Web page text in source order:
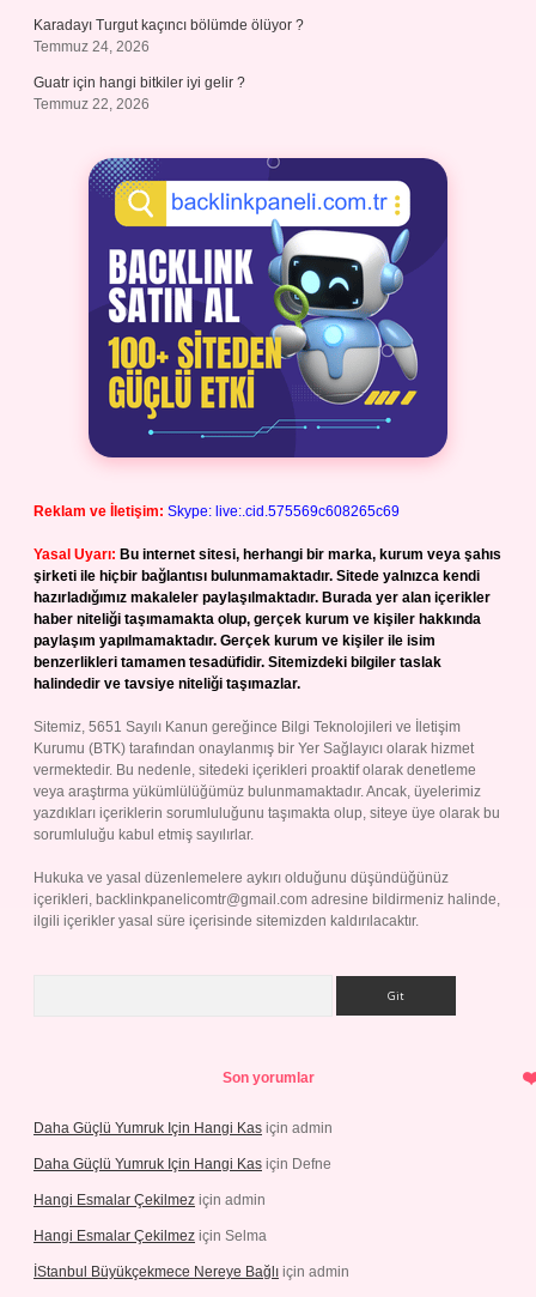
Karadayı Turgut kaçıncı bölümde ölüyor ?
Temmuz 24, 2026
Guatr için hangi bitkiler iyi gelir ?
Temmuz 22, 2026
Reklam ve İletişim: Skype: live:.cid.575569c608265c69
Yasal Uyarı: Bu internet sitesi, herhangi bir marka, kurum veya şahıs
şirketi ile hiçbir bağlantısı bulunmamaktadır. Sitede yalnızca kendi
hazırladığımız makaleler paylaşılmaktadır. Burada yer alan içerikler
haber niteliği taşımamakta olup, gerçek kurum ve kişiler hakkında
paylaşım yapılmamaktadır. Gerçek kurum ve kişiler ile isim
benzerlikleri tamamen tesadüfidir. Sitemizdeki bilgiler taslak
halindedir ve tavsiye niteliği taşımazlar.
Sitemiz, 5651 Sayılı Kanun gereğince Bilgi Teknolojileri ve İletişim
Kurumu (BTK) tarafından onaylanmış bir Yer Sağlayıcı olarak hizmet
vermektedir. Bu nedenle, sitedeki içerikleri proaktif olarak denetleme
veya araştırma yükümlülüğümüz bulunmamaktadır. Ancak, üyelerimiz
yazdıkları içeriklerin sorumluluğunu taşımakta olup, siteye üye olarak bu
sorumluluğu kabul etmiş sayılırlar.
Hukuka ve yasal düzenlemelere aykırı olduğunu düşündüğünüz
içerikleri, backlinkpanelicomtr@gmail.com adresine bildirmeniz halinde,
ilgili içerikler yasal süre içerisinde sitemizden kaldırılacaktır.
Son yorumlar
Daha Güçlü Yumruk Için Hangi Kas için admin
Daha Güçlü Yumruk Için Hangi Kas için Defne
Hangi Esmalar Çekilmez için admin
Hangi Esmalar Çekilmez için Selma
İStanbul Büyükçekmece Nereye Bağlı için admin